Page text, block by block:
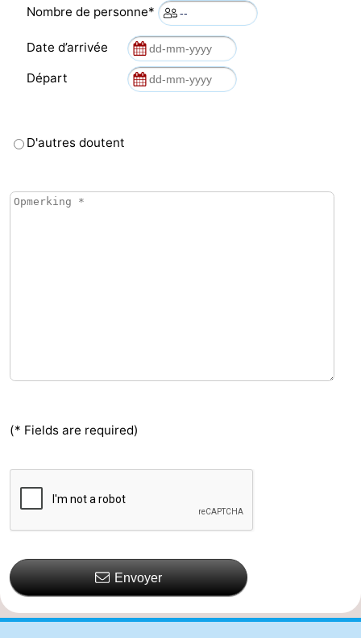
Nombre de personne*
Date d’arrivée
Départ
D'autres doutent
(* Fields are required)
Envoyer